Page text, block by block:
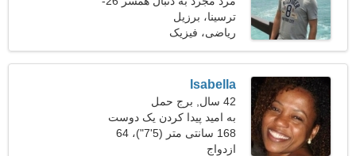
31
ترسینا، برزیل
ریاضی، فیزیک
Isabella
42 سال, برج حمل
به امید پیدا کردن یک دوست
خلاق
168 سانتی متر (5'7")، 64
کیلوگرم (141 پوند)
ازدواج